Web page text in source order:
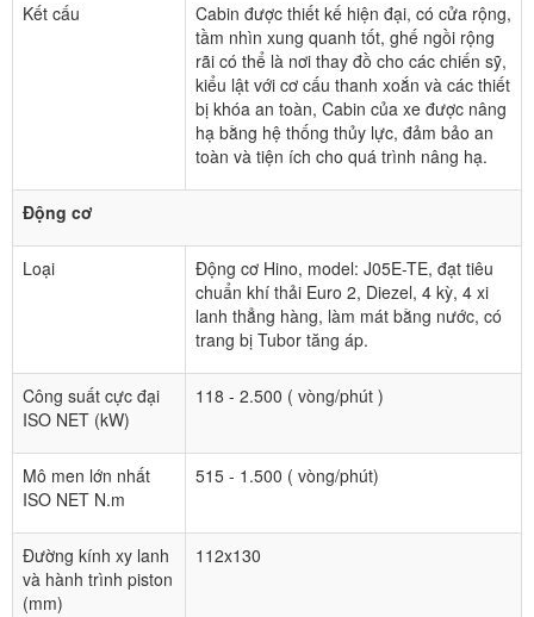
Kết cấu
Cabin được thiết kế hiện đại, có cửa rộng,
tầm nhìn xung quanh tốt, ghế ngồi rộng
rãi có thể là nơi thay đồ cho các chiến sỹ,
kiểu lật với cơ cấu thanh xoắn và các thiết
bị khóa an toàn, Cabin của xe được nâng
hạ bằng hệ thống thủy lực, đảm bảo an
toàn và tiện ích cho quá trình nâng hạ.
Động cơ
Loại
Động cơ Hino, model: J05E-TE, đạt tiêu
chuẩn khí thải Euro 2, Diezel, 4 kỳ, 4 xi
lanh thẳng hàng, làm mát bằng nước, có
trang bị Tubor tăng áp.
Công suất cực đại
ISO NET (kW)
118 - 2.500 ( vòng/phút )
Mô men lớn nhất
ISO NET N.m
515 - 1.500 ( vòng/phút)
Đường kính xy lanh
và hành trình piston
(mm)
112x130